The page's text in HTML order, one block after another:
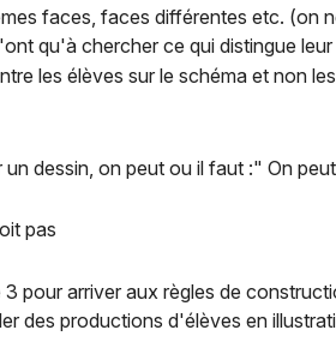
faces, faces différentes etc. (on
qu'à chercher ce qui distingue
les élèves sur le schéma et non
dessin, on peut ou il faut :" On
pas
pour arriver aux règles de
des productions d'élèves en